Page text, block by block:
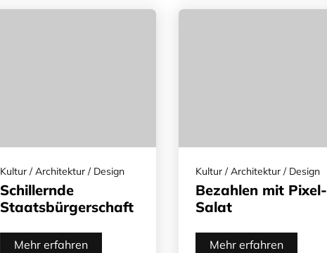
Kultur / Architektur / Design
Schillernde
Staatsbürgerschaft
Mehr erfahren
Kultur / Architektur / Design
Bezahlen mit Pixel-
Salat
Mehr erfahren